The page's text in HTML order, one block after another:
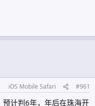
iOS Mobile Safari #961
计判6年，年后在珠海开